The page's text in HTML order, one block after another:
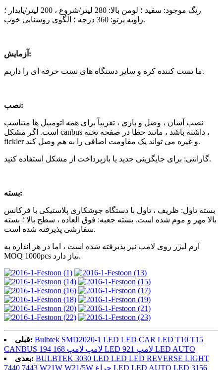
رنگ موجود: سفید ؛ لومن بالا: 280 لیتر/شروع ، 200 لیتر/پایدار ؛
زاویه پرتو: 360 درجه ؛ الگوی روشنایی خوب.
آزمایش:
ما تست کننده کره و سایر دستگاه های تست حرفه ای را داریم.
نصب:
نصب آسان ، وصل و بازی ، تقریباً برای همه اتومبیل ها متناسب
است. اگر مشکل canbus داشته باشد ، مانند خطا در صفحه تخته ،
fickler و غیره می تواند یک مقاومت اضافی را به هم وصل کند.
گارانتی: برای جایگزینی جدید یا بازپرداخت از مشکل استفاده کنید.
بسته:
بسته تاول: ظریف ، تاول با دستگاه جوشکاری پلاستیکی با فرکانس
بالا مهر و موم شده است. بسته جعبه: فوق العاده ، سطح بالا ؛ بسته
سفارشی پذیرفته شده است.
آرم لیزر روی لامپ نیز پذیرفته شده است ، اما در هر اندازه به
MOQ 1000pcs نیاز دارد.
قبلی: Bulbtek SMD2020-1 LED LED CAR LED T10 T15
CANBUS 194 168 لامپ لامپ LED 921 لامپ LED AUTO
بعدی: BULBTEK 3030 LED LED LED REVERSE LIGHT
7440 7443 W21W W21/5W چراغ LED LED AUTO LED 3156